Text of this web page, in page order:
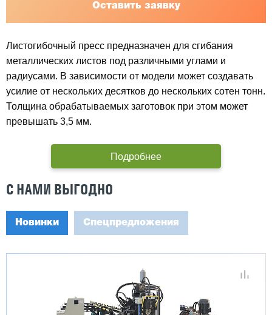
Оставить заявку
Листогибочный пресс предназначен для сгибания
металлических листов под различными углами и
радиусами. В зависимости от модели может создавать
усилие от нескольких десятков до нескольких сотен тонн.
Толщина обрабатываемых заготовок при этом может
превышать 3,5 мм.
Подробнее
С НАМИ ВЫГОДНО
Новинки Спецпредложения